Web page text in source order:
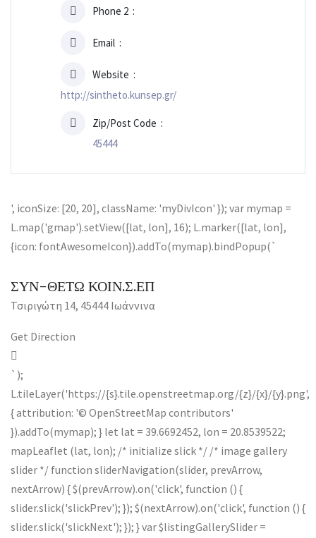
Phone 2
Email
Website
http://sintheto.kunsep.gr/
Zip/Post Code
45444
', iconSize: [20, 20], className: 'myDivIcon' }); var mymap =
L.map('gmap').setView([lat, lon], 16); L.marker([lat, lon],
{icon: fontAwesomeIcon}).addTo(mymap).bindPopup(`
ΣΥΝ-ΘΕΤΩ ΚΟΙΝ.Σ.ΕΠ
Τσιριγώτη 14, 45444 Ιωάννινα
Get Direction
`);
L.tileLayer('https://{s}.tile.openstreetmap.org/{z}/{x}/{y}.png',
{ attribution: '© OpenStreetMap contributors'
}).addTo(mymap); } let lat = 39.6692452, lon = 20.8539522;
mapLeaflet (lat, lon); /* initialize slick */ /* image gallery
slider */ function sliderNavigation(slider, prevArrow,
nextArrow) { $(prevArrow).on('click', function () {
slider.slick('slickPrev'); }); $(nextArrow).on('click', function () {
slider.slick('slickNext'); }); } var $listingGallerySlider =